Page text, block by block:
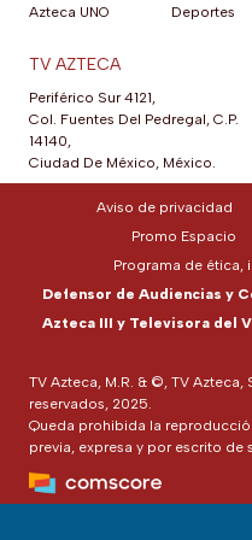
Azteca UNO
Deportes
TV AZTECA
Periférico Sur 4121,
Col. Fuentes Del Pedregal, C.P.
14140,
Ciudad De México, México.
TV Azteca, M.R. & ©, TV Azteca,
reservados, 2025.
Queda prohibida la
previa, expresa y por escrito de
Aviso de privacidad
Promo Espacio
Programa de ética,
Defensor de Audiencias y
Azteca III y Televisora del